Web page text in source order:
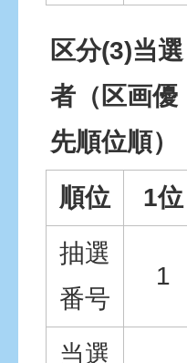
区分(3)当選
者（区画優
先順位順）
順位
1位
抽選
番号
1
当選